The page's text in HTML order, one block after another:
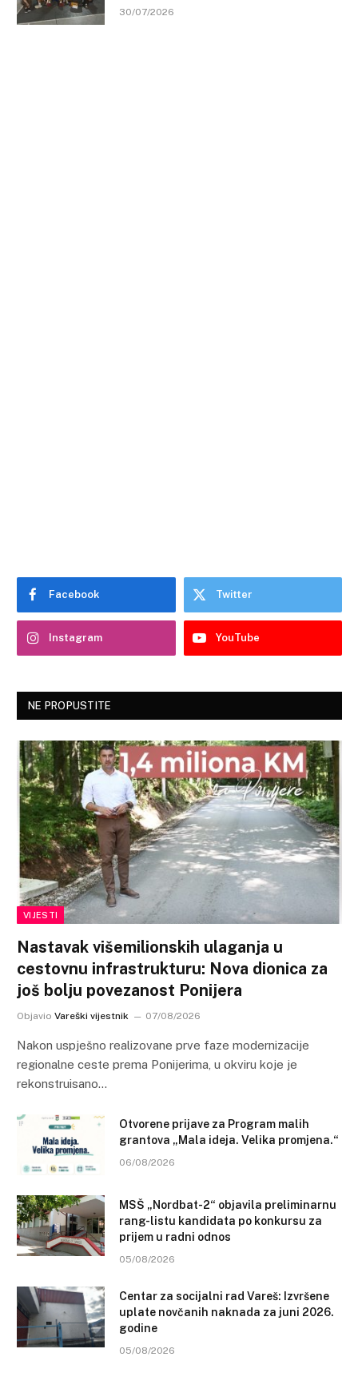
30/07/2026
Facebook Twitter
Instagram YouTube
NE PROPUSTITE
VIJESTI
Nastavak višemilionskih ulaganja u
cestovnu infrastrukturu: Nova dionica za
još bolju povezanost Ponijera
Objavio Vareški vijestnik 07/08/2026
Nakon uspješno realizovane prve faze modernizacije
regionalne ceste prema Ponijerima, u okviru koje je
rekonstruisano…
Otvorene prijave za Program malih
grantova „Mala ideja. Velika promjena.“
06/08/2026
MSŠ „Nordbat-2“ objavila preliminarnu
rang-listu kandidata po konkursu za
prijem u radni odnos
05/08/2026
Centar za socijalni rad Vareš: Izvršene
uplate novčanih naknada za juni 2026.
godine
05/08/2026